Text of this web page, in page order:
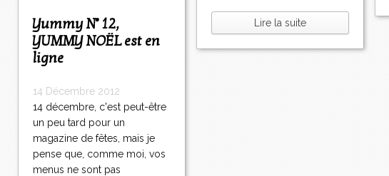
Lire la suite
Yummy N° 12,
YUMMY NOËL est en
ligne
14 Décembre 2012
14 décembre, c'est peut-être
un peu tard pour un
magazine de fêtes, mais je
pense que, comme moi, vos
menus ne sont pas